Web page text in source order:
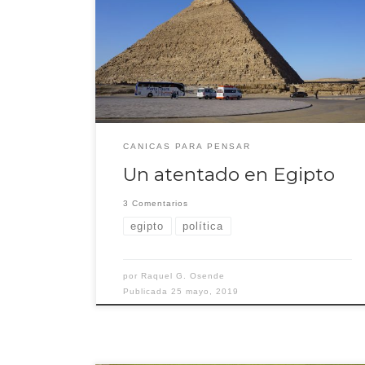
estaba allí, hubo un atentado terrorista. Nadie en
Occidente relacionó lo ocurrido con un
acontecimiento que había llenado las portadas de todos
los medios egipcios el día anterior: La visita de Al Sisi a
las Pirámides.
CANICAS PARA PENSAR
Un atentado en Egipto
3 Comentarios
egipto política
por
Raquel G. Osende
Publicada25 mayo, 2019